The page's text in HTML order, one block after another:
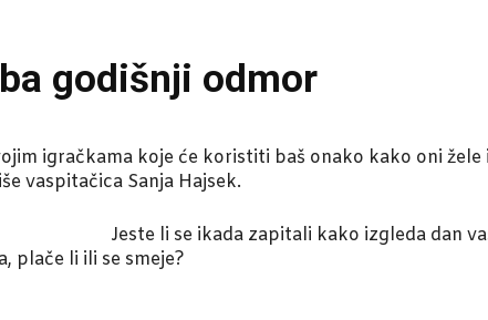
godišnji odmor
igračkama koje će koristiti baš onako kako oni žele
vaspitačica Sanja Hajsek.
Jeste li se ikada zapitali kako izgleda dan
plače li ili se smeje?